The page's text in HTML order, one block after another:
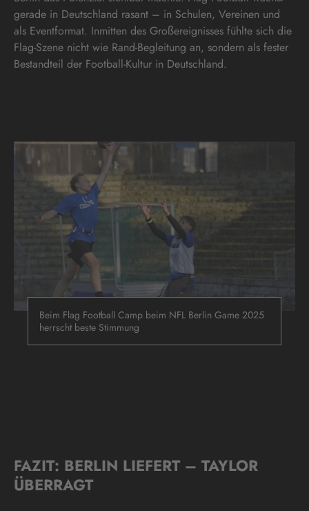
gerade in Deutschland rasant – in Schulen, Vereinen und
als Eventformat. Inmitten des Großereignisses fühlte sich die
Flag-Szene nicht wie Rand-Begleitung an, sondern als fester
Bestandteil der Football-Kultur in Deutschland.
Beim Flag Football Camp beim NFL Berlin Game 2025
herrscht beste Stimmung
FAZIT: BERLIN LIEFERT – TAYLOR
ÜBERRAGT